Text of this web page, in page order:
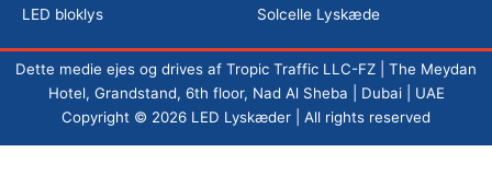
LED bloklys
Solcelle Lyskæde
Dette medie ejes og drives af Tropic Traffic LLC-FZ | The Meydan
Hotel, Grandstand, 6th floor, Nad Al Sheba | Dubai | UAE
Copyright © 2026 LED Lyskæder | All rights reserved